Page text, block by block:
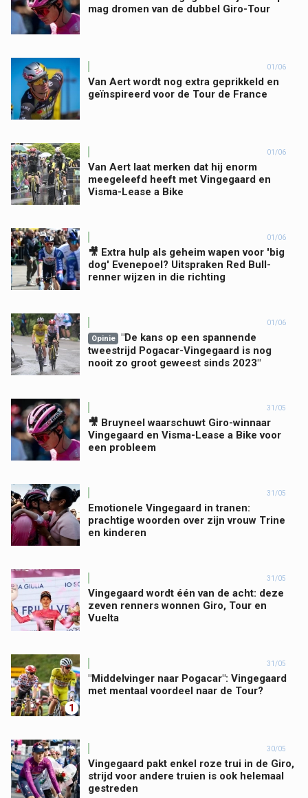
mag dromen van de dubbel Giro-Tour
01/06
Van Aert wordt nog extra geprikkeld en
geïnspireerd voor de Tour de France
01/06
Van Aert laat merken dat hij enorm
meegeleefd heeft met Vingegaard en
Visma-Lease a Bike
01/06
🎥 Extra hulp als geheim wapen voor 'big
dog' Evenepoel? Uitspraken Red Bull-
renner wijzen in die richting
01/06
Opinie
"De kans op een spannende
tweestrijd Pogacar-Vingegaard is nog
nooit zo groot geweest sinds 2023"
31/05
🎥 Bruyneel waarschuwt Giro-winnaar
Vingegaard en Visma-Lease a Bike voor
een probleem
31/05
Emotionele Vingegaard in tranen:
prachtige woorden over zijn vrouw Trine
en kinderen
31/05
Vingegaard wordt één van de acht: deze
zeven renners wonnen Giro, Tour en
Vuelta
1
31/05
"Middelvinger naar Pogacar": Vingegaard
met mentaal voordeel naar de Tour?
30/05
Vingegaard pakt enkel roze trui in de Giro,
strijd voor andere truien is ook helemaal
gestreden